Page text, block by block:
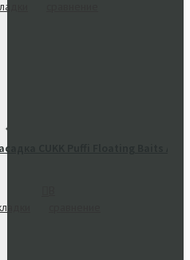
CUKK Puffi Floating Baits Apro